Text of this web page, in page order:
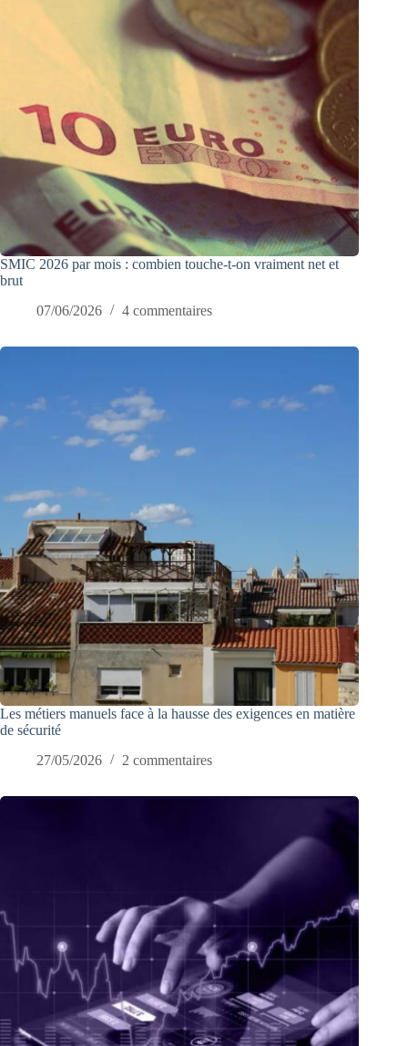
SMIC 2026 par mois : combien touche-t-on vraiment net et
brut
07/06/2026
4 commentaires
Les métiers manuels face à la hausse des exigences en matière
de sécurité
27/05/2026
2 commentaires